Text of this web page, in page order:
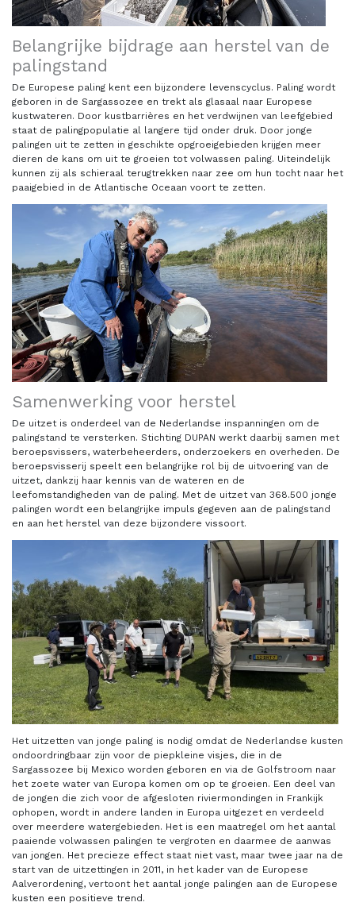
Belangrijke bijdrage aan herstel van de
palingstand
De Europese paling kent een bijzondere levenscyclus. Paling wordt
geboren in de Sargassozee en trekt als glasaal naar Europese
kustwateren. Door kustbarrières en het verdwijnen van leefgebied
staat de palingpopulatie al langere tijd onder druk. Door jonge
palingen uit te zetten in geschikte opgroeigebieden krijgen meer
dieren de kans om uit te groeien tot volwassen paling. Uiteindelijk
kunnen zij als schieraal terugtrekken naar zee om hun tocht naar het
paaigebied in de Atlantische Oceaan voort te zetten.
Samenwerking voor herstel
De uitzet is onderdeel van de Nederlandse inspanningen om de
palingstand te versterken. Stichting DUPAN werkt daarbij samen met
beroepsvissers, waterbeheerders, onderzoekers en overheden. De
beroepsvisserij speelt een belangrijke rol bij de uitvoering van de
uitzet, dankzij haar kennis van de wateren en de
leefomstandigheden van de paling. Met de uitzet van 368.500 jonge
palingen wordt een belangrijke impuls gegeven aan de palingstand
en aan het herstel van deze bijzondere vissoort.
Het uitzetten van jonge paling is nodig omdat de Nederlandse kusten
ondoordringbaar zijn voor de piepkleine visjes, die in de
Sargassozee bij Mexico worden geboren en via de Golfstroom naar
het zoete water van Europa komen om op te groeien. Een deel van
de jongen die zich voor de afgesloten riviermondingen in Frankijk
ophopen, wordt in andere landen in Europa uitgezet en verdeeld
over meerdere watergebieden. Het is een maatregel om het aantal
paaiende volwassen palingen te vergroten en daarmee de aanwas
van jongen. Het precieze effect staat niet vast, maar twee jaar na de
start van de uitzettingen in 2011, in het kader van de Europese
Aalverordening, vertoont het aantal jonge palingen aan de Europese
kusten een positieve trend.